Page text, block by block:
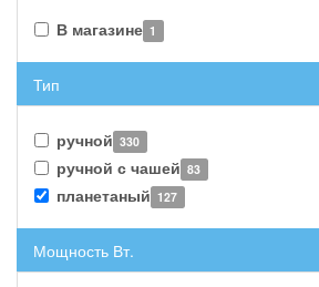
В магазине 1
Тип
ручной 330
ручной с чашей 83
планетаный 127
Мощность Вт.